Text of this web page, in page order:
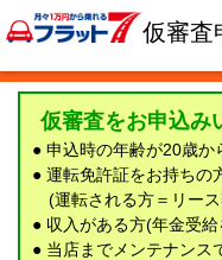
仮審査
仮審査をお申込み
● 申込時の年齢が20歳か
● 運転免許証をお持ちの
(運転される方＝リー
● 収入がある方(年金受
● 当店までメンテナンス